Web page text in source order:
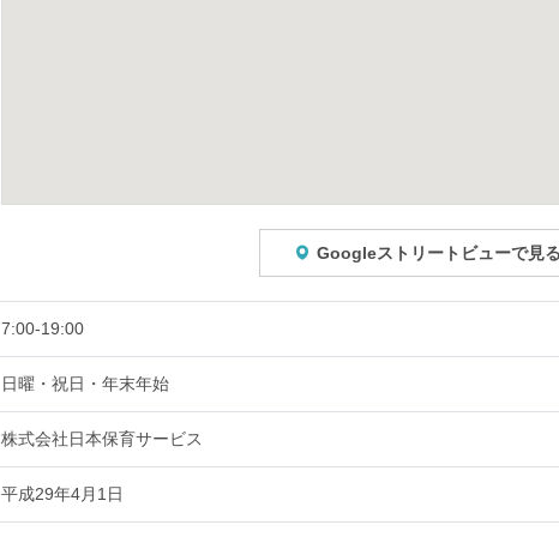
Googleストリートビューで見
7:00-19:00
日曜・祝日・年末年始
株式会社日本保育サービス
平成29年4月1日